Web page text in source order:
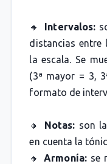
🔸 Intervalos:
distancias entre
la escala. Se
(3ª mayor = 3,
formato de
🔸 Notas: son
en cuenta la
🔸Armonía:se